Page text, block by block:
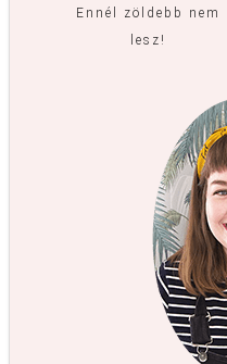
Ennél zöldebb nem
lesz!